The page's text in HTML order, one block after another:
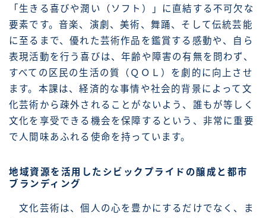
「生きる喜びや潤い（ソフト）」に直結する不可欠な
要素です。音楽、演劇、美術、舞踊、そして伝統芸能
に至るまで、優れた芸術作品を鑑賞する感動や、自ら
表現活動を行う喜びは、年齢や障害の有無を問わず、
すべての区民の生活の質（ＱＯＬ）を劇的に向上させ
ます。本課は、経済的な事情や社会的背景によって文
化芸術から疎外されることがないよう、誰もが等しく
文化を享受できる機会を保障するという、非常に重要
で人間味あふれる使命を持っています。
地域資源を活用したシビックプライドの醸成と都市
ブランディング
文化芸術は、個人の心を豊かにするだけでなく、ま